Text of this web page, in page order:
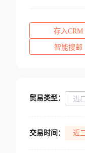
存入CRM
智能搜邮
贸易类型： 进
交易时间： 近